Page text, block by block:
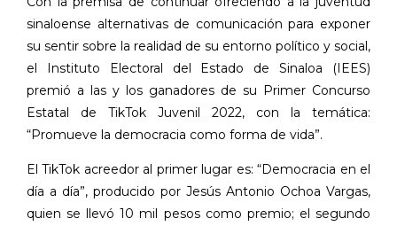
sinaloense alternativas de comunicación para exponer
su sentir sobre la realidad de su entorno político y social,
el Instituto Electoral del Estado de Sinaloa (IEES)
premió a las y los ganadores de su Primer Concurso
Estatal de TikTok Juvenil 2022, con la temática:
“Promueve la democracia como forma de vida”.
El TikTok acreedor al primer lugar es: “Democracia en el
día a día”, producido por Jesús Antonio Ochoa Vargas,
quien se llevó 10 mil pesos como premio; el segundo